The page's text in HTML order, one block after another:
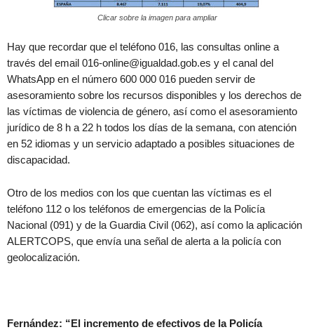
Clicar sobre la imagen para ampliar
Hay que recordar que el teléfono 016, las consultas online a
través del email 016-online@igualdad.gob.es y el canal del
WhatsApp en el número 600 000 016 pueden servir de
asesoramiento sobre los recursos disponibles y los derechos de
las víctimas de violencia de género, así como el asesoramiento
jurídico de 8 h a 22 h todos los días de la semana, con atención
en 52 idiomas y un servicio adaptado a posibles situaciones de
discapacidad.
Otro de los medios con los que cuentan las víctimas es el
teléfono 112 o los teléfonos de emergencias de la Policía
Nacional (091) y de la Guardia Civil (062), así como la aplicación
ALERTCOPS, que envía una señal de alerta a la policía con
geolocalización.
Fernández: “El incremento de efectivos de la Policía